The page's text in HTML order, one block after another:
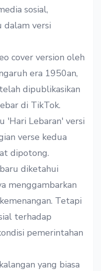
sosial,
versi
cover version oleh
era 1950an,
dipublikasikan
di TikTok.
'Hari Lebaran' versi
verse kedua
dipotong.
diketahui
menggambarkan
Tetapi
terhadap
pemerintahan
yang biasa